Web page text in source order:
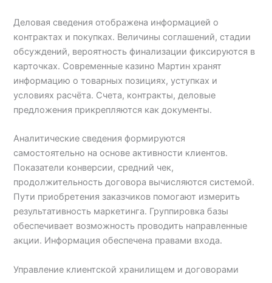
Деловая сведения отображена информацией о
контрактах и покупках. Величины соглашений, стадии
обсуждений, вероятность финализации фиксируются в
карточках. Современные казино Мартин хранят
информацию о товарных позициях, уступках и
условиях расчёта. Счета, контракты, деловые
предложения прикрепляются как документы.
Аналитические сведения формируются
самостоятельно на основе активности клиентов.
Показатели конверсии, средний чек,
продолжительность договора вычисляются системой.
Пути приобретения заказчиков помогают измерить
результативность маркетинга. Группировка базы
обеспечивает возможность проводить направленные
акции. Информация обеспечена правами входа.
Управление клиентской хранилищем и договорами